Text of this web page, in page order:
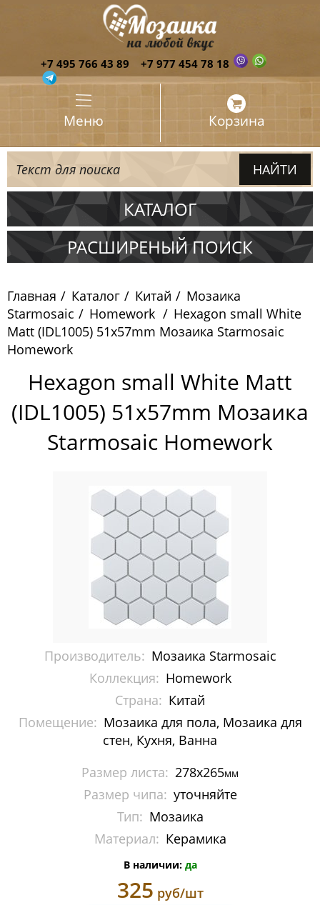
+7 495 766 43 89 +7 977 454 78 18
Меню Корзина
КАТАЛОГ
Испания
Китай
Pixelmosaic
Керамогранит NSceramic
Керамогранит Staro
Мозаика Bars Crystal Mosaic
Мозаика Bonaparte
Мозаика Caramelle Mosaic
Мозаика Dao
Мозаика Decor-mosaic
Мозаика Imagine Mosaic
Мозаика Irida
Мозаика Keramograd
Мозаика NSmosaic
Мозаика Orro Mosaic
Мозаика Rose Mosaic
Мозаика Sekitei
РАСШИРЕНЫЙ ПОИСК
Главная Каталог Китай
Мозаика
Starmosaic
Homework
Hexagon small White
Matt (IDL1005) 51х57mm Мозаика Starmosaic
Homework
Hexagon small White Matt
(IDL1005) 51х57mm Мозаика
Starmosaic Homework
Производитель: Мозаика Starmosaic
Коллекция: Homework
Страна: Китай
Помещение: Мозаика для пола, Мозаика для
стен, Кухня, Ванна
Размер листа: 278x265мм
Размер чипа: уточняйте
Тип: Мозаика
Материал: Керамика
В наличии: да
325 руб/шт